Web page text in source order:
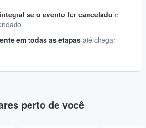
se o evento for cancelado e
em todas as etapas até chegar
perto de você